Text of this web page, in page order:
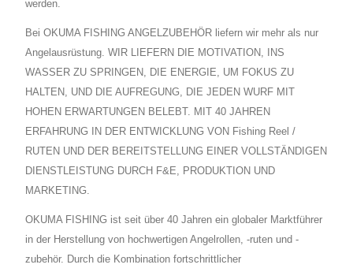
werden.
Bei OKUMA FISHING ANGELZUBEHÖR liefern wir mehr als nur
Angelausrüstung. WIR LIEFERN DIE MOTIVATION, INS
WASSER ZU SPRINGEN, DIE ENERGIE, UM FOKUS ZU
HALTEN, UND DIE AUFREGUNG, DIE JEDEN WURF MIT
HOHEN ERWARTUNGEN BELEBT. MIT 40 JAHREN
ERFAHRUNG IN DER ENTWICKLUNG VON Fishing Reel /
RUTEN UND DER BEREITSTELLUNG EINER VOLLSTÄNDIGEN
DIENSTLEISTUNG DURCH F&E, PRODUKTION UND
MARKETING.
OKUMA FISHING ist seit über 40 Jahren ein globaler Marktführer
in der Herstellung von hochwertigen Angelrollen, -ruten und -
zubehör. Durch die Kombination fortschrittlicher